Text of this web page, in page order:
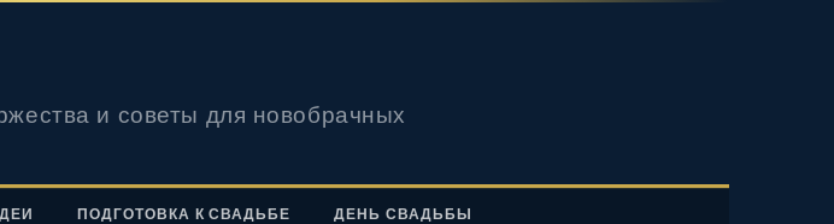
и советы для новобрачных
ПОДГОТОВКА К СВАДЬБЕ ДЕНЬ СВАДЬБЫ